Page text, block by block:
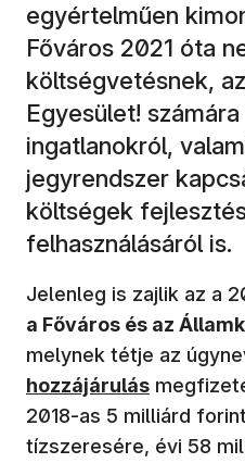
egyértelműen
Főváros 2021 óta
költségvetésnek,
Egyesület!
ingatlanokról,
jegyrendszer
költségek
felhasználásáról is.
Jelenleg is zajlik az a
a Főváros és az
melynek tétje az
hozzájárulás
2018-as 5 milliárd
tízszeresére, évi 58